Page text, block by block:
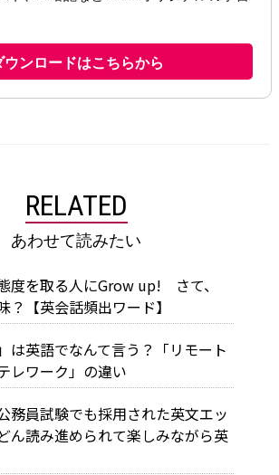
RELATED
あわせて読みたい
度を取る人にGrow up! さて、
？【英会話頻出ワード】
は英語でなんて言う？「リモート
レワーク」の違い
務員試験でも採用された英文エッ
ん読み進められて楽しみながら英